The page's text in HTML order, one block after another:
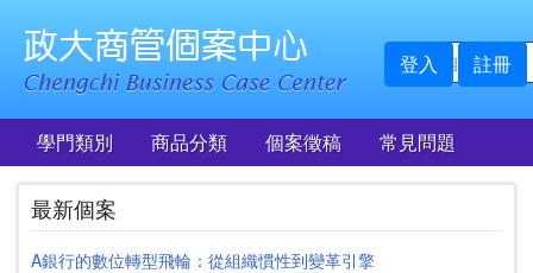
登入 註冊
學門類別 商品分類 個案徵稿 常見問題
最新個案
A銀行的數位轉型飛輪：從組織慣性到變革引擎